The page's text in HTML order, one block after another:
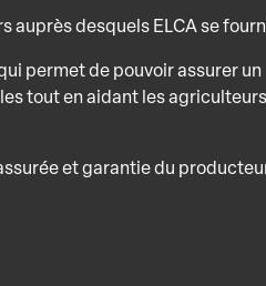
auprès desquels ELCA se
permet de pouvoir assurer un
tout en aidant les
et garantie du